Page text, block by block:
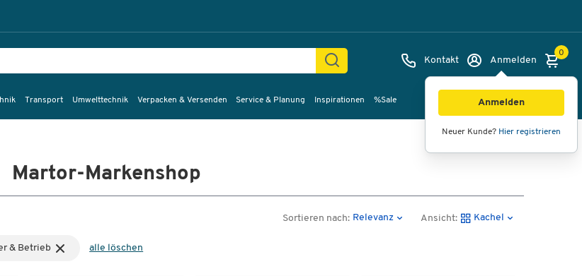
Kontakt Anmelden
Anmelden
Neuer Kunde? Hier registrieren
0
Transport Umwelttechnik Verpacken & Versenden Service & Planung Inspirationen %Sale
Martor-Markenshop
Sortieren nach: Relevanz Ansicht: Kachel
& Betrieb alle löschen